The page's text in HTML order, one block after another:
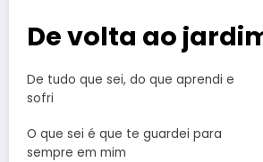
De volta ao
De tudo que sei, do que aprendi e
sofri
O que sei é que te guardei para
sempre em mim